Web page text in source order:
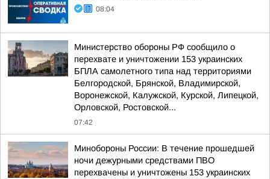
08:04
Министерство обороны РФ сообщило о
перехвате и уничтожении 153 украинских
БПЛА самолетного типа над территориями
Белгородской, Брянской, Владимирской,
Воронежской, Калужской, Курской, Липецкой,
Орловской, Ростовской...
07:42
Минобороны России: В течение прошедшей
ночи дежурными средствами ПВО
перехвачены и уничтожены 153 украинских